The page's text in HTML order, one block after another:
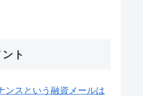
ト
ンスという融資メールは